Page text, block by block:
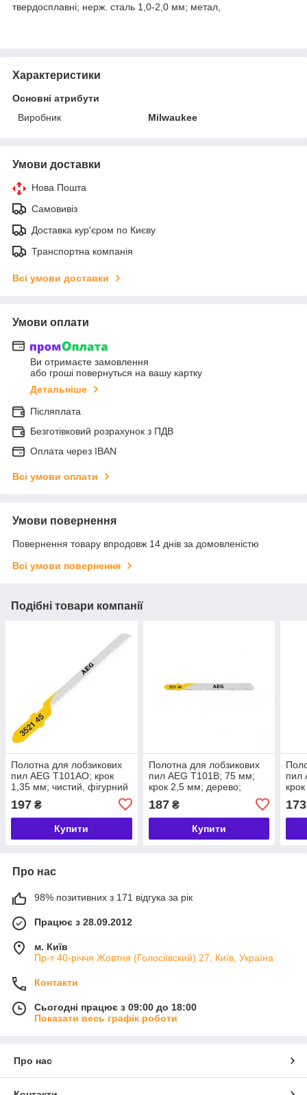
твердосплавні; нерж. сталь 1,0-2,0 мм; метал,
Характеристики
Основні атрибути
Виробник
Milwaukee
Умови доставки
Нова Пошта
Самовивіз
Доставка кур'єром по Києву
Транспортна компанія
Всі умови доставки
Умови оплати
Ви отримаєте замовлення
або гроші повернуться на вашу картку
Детальніше
Післяплата
Безготівковий розрахунок з ПДВ
Оплата через IBAN
Всі умови оплати
Умови повернення
Повернення товару впродовж 14 днів за домовленістю
Всі умови повернення
Подібні товари компанії
Полотна для лобзикових
пил AEG T101AO; крок
1,35 мм; чистий, фігурний
197 ₴
Купити
Полотна для лобзикових
пил AEG T101B; 75 мм;
крок 2,5 мм; дерево;
ламінат; точний рез; 5 шт.
187₴
Купити
пил
173
Про нас
98% позитивних з 171 відгука за рік
Працює з 28.09.2012
м. Київ
Пр-т 40-річчя Жовтня (Голосіївский) 27, Київ, Україна
Контакти
Сьогодні працює з 09:00 до 18:00
Показати весь графік роботи
Про нас